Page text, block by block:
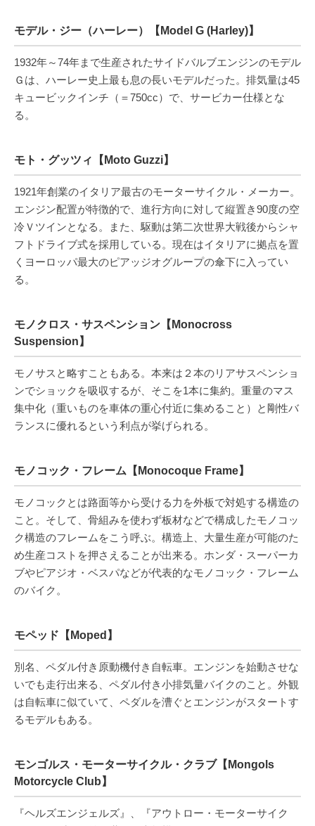
モデル・ジー（ハーレー）【Model G (Harley)】
1932年～74年まで生産されたサイドバルブエンジンのモデル
Ｇは、ハーレー史上最も息の長いモデルだった。排気量は45
キュービックインチ（＝750cc）で、サービカー仕様とな
る。
モト・グッツィ【Moto Guzzi】
1921年創業のイタリア最古のモーターサイクル・メーカー。
エンジン配置が特徴的で、進行方向に対して縦置き90度の空
冷Ｖツインとなる。また、駆動は第二次世界大戦後からシャ
フトドライブ式を採用している。現在はイタリアに拠点を置
くヨーロッパ最大のピアッジオグループの傘下に入ってい
る。
モノクロス・サスペンション【Monocross
Suspension】
モノサスと略すこともある。本来は２本のリアサスペンショ
ンでショックを吸収するが、そこを1本に集約。重量のマス
集中化（重いものを車体の重心付近に集めること）と剛性バ
ランスに優れるという利点が挙げられる。
モノコック・フレーム【Monocoque Frame】
モノコックとは路面等から受ける力を外板で対処する構造の
こと。そして、骨組みを使わず板材などで構成したモノコッ
ク構造のフレームをこう呼ぶ。構造上、大量生産が可能のた
め生産コストを押さえることが出来る。ホンダ・スーパーカ
ブやピアジオ・ベスパなどが代表的なモノコック・フレーム
のバイク。
モペッド【Moped】
別名、ペダル付き原動機付き自転車。エンジンを始動させな
いでも走行出来る、ペダル付き小排気量バイクのこと。外観
は自転車に似ていて、ペダルを漕ぐとエンジンがスタートす
るモデルもある。
モンゴルス・モーターサイクル・クラブ【Mongols
Motorcycle Club】
『ヘルズエンジェルズ』、『アウトロー・モーターサイク